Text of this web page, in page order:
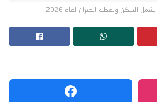
السكن وتغطية الطيران لعام 2026